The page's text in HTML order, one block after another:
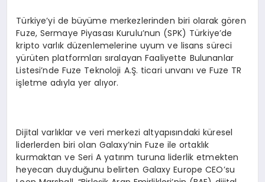
Türkiye’yi de büyüme merkezlerinden biri olarak gören
Fuze, Sermaye Piyasası Kurulu’nun (SPK) Türkiye’de
kripto varlık düzenlemelerine uyum ve lisans süreci
yürüten platformları sıralayan Faaliyette Bulunanlar
Listesi’nde Fuze Teknoloji A.Ş. ticari unvanı ve Fuze TR
işletme adıyla yer alıyor.
Dijital varlıklar ve veri merkezi altyapısındaki küresel
liderlerden biri olan Galaxy’nin Fuze ile ortaklık
kurmaktan ve Seri A yatırım turuna liderlik etmekten
heyecan duyduğunu belirten Galaxy Europe CEO’su